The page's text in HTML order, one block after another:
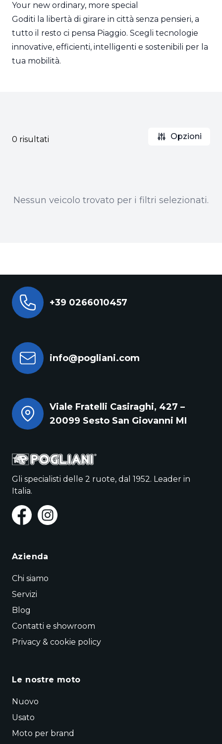
Your new ordinary, more special
Goditi la libertà di girare in città senza pensieri, a
tutto il resto ci pensa Piaggio. Scegli tecnologie
innovative, efficienti, intelligenti e sostenibili per la
tua mobilità.
0 risultati Opzioni
Nessun veicolo trovato per i filtri selezionati.
+39 0266010457
info@pogliani.com
Viale Fratelli Casiraghi, 427 –
20099 Sesto San Giovanni MI
Gli specialisti delle 2 ruote, dal 1952. Leader in
Italia.
Azienda
Chi siamo
Servizi
Blog
Contatti e showroom
Privacy & cookie policy
Le nostre moto
Nuovo
Usato
Moto per brand